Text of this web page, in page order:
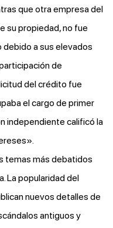
que otra empresa del
su propiedad, no fue
a sus elevados
de
del crédito fue
el cargo de primer
independiente calificó la
temas más debatidos
La popularidad del
nuevos detalles de
antiguos y